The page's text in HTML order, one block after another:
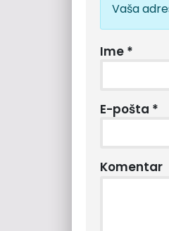
Vaša
Ime *
E-pošta *
Komentar